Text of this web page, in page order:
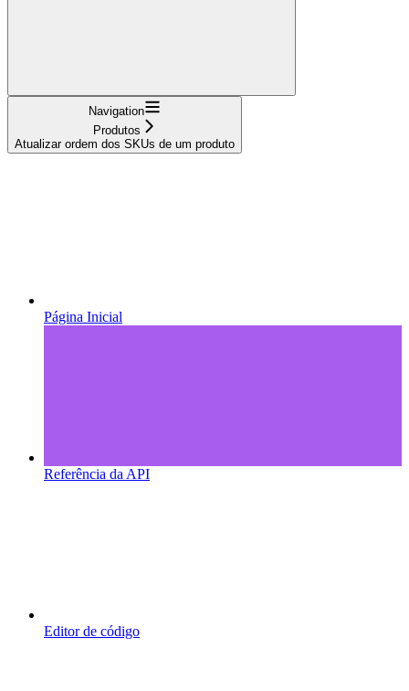
Navigation
Produtos
Atualizar ordem dos SKUs de um produto
Página Inicial
Referência da API
Editor de código